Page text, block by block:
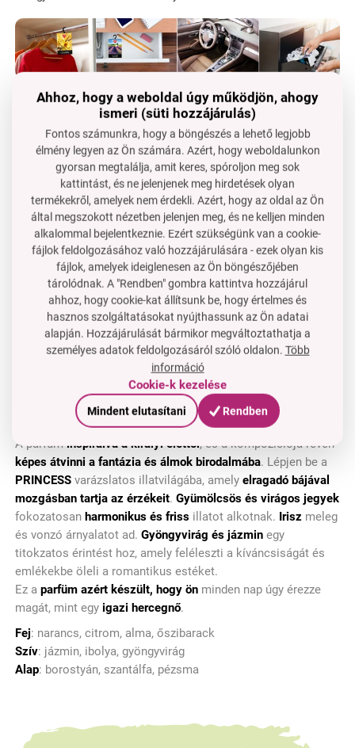
A parfüminspirálva a királyi élettől, és a kompozíciója révén
képes átvinni a fantázia és álmok birodalmába. Lépjen be a
PRINCESS varázslatos illatvilágába, amely elragadó bájával
mozgásban tartja az érzékeit. Gyümölcsös és virágos jegyek
fokozatosan harmonikus és friss illatot alkotnak. Irisz meleg
és vonzó árnyalatot ad. Gyöngyvirág és jázmin egy
titokzatos érintést hoz, amely feléleszti a kíváncsiságát és
emlékekbe öleli a romantikus estéket.
Ez a parfüm azért készült, hogy ön minden nap úgy érezze
magát, mint egy igazi hercegnő.
Fej: narancs, citrom, alma, őszibarack
Szív: jázmin, ibolya, gyöngyvirág
Alap: borostyán, szantálfa, pézsma
Ahhoz, hogy a weboldal úgy működjön, ahogy
ismeri (süti hozzájárulás)
Fontos számunkra, hogy a böngészés a lehető legjobb
élmény legyen az Ön számára. Azért, hogy weboldalunkon
gyorsan megtalálja, amit keres, spóroljon meg sok
kattintást, és ne jelenjenek meg hirdetések olyan
termékekről, amelyek nem érdekli. Azért, hogy az oldal az Ön
által megszokott nézetben jelenjen meg, és ne kelljen minden
alkalommal bejelentkeznie. Ezért szükségünk van a cookie-
fájlok feldolgozásához való hozzájárulására - ezek olyan kis
fájlok, amelyek ideiglenesen az Ön böngészőjében
tárolódnak. A "Rendben" gombra kattintva hozzájárul
ahhoz, hogy cookie-kat állítsunk be, hogy értelmes és
hasznos szolgáltatásokat nyújthassunk az Ön adatai
alapján. Hozzájárulását bármikor megváltoztathatja a
személyes adatok feldolgozásáról szóló oldalon. Több
információ
Cookie-k kezelése
Mindent elutasítani Rendben